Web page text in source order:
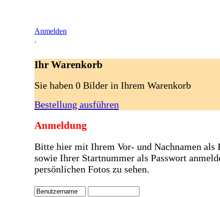
Anmelden
.
Ihr Warenkorb
Sie haben 0 Bilder in Ihrem Warenkorb
Bestellung ausführen
Anmeldung
Bitte hier mit Ihrem Vor- und Nachnamen als
sowie Ihrer Startnummer als Passwort
persönlichen Fotos zu sehen.